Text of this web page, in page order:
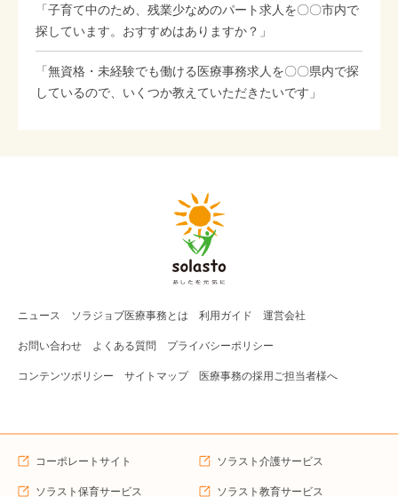
「子育て中のため、残業少なめのパート求人を〇〇市内で
探しています。おすすめはありますか？」
「無資格・未経験でも働ける医療事務求人を〇〇県内で探
しているので、いくつか教えていただきたいです」
ニュース ソラジョブ医療事務 とは 利用ガイド 運営会社
お問い合わせ よくある質問 プライバシーポリシー
コンテンツポリシー サイトマップ 医療事務の採用ご担当者様へ
コーポレートサイト ソラスト介護サービス
ソラスト保育サービス ソラスト教育サービス